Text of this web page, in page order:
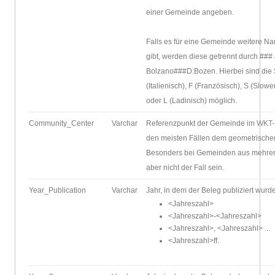
einer Gemeinde angeben.
Falls es für eine Gemeinde weitere
gibt, werden diese getrennt durch ###
Bolzano###D:Bozen. Hierbei sind die
(Italienisch), F (Französisch), S
oder L (Ladinisch) möglich.
Community_Center Varchar Referenzpunkt der Gemeinde imWKT
den meisten Fällen dem
Besonders bei Gemeinden aus
aber nicht der Fall sein.
Year_Publication Varchar
Jahr, in dem der Beleg publiziert
<Jahreszahl>
<Jahreszahl>-<Jahreszahl>
<Jahreszahl>, <Jahreszahl> ...
<Jahreszahl>ff.